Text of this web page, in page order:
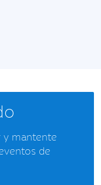
y mantente
de